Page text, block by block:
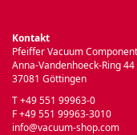
Kontakt
Pfeiffer Vacuum
Anna-Vandenhoeck-Ring 44
37081 Göttingen
T +49 551 99963-0
F +49 551 99963-3010
info@vacuum-shop.com